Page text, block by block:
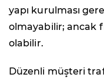
yapı kurulması
olmayabilir; ancak
olabilir.
Düzenli müşteri